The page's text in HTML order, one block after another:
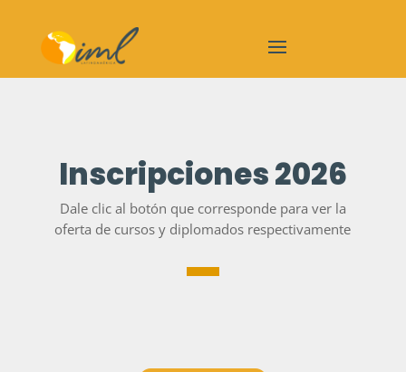
Inscripciones 2026
Dale clic al botón que corresponde para ver la
oferta de cursos y diplomados respectivamente